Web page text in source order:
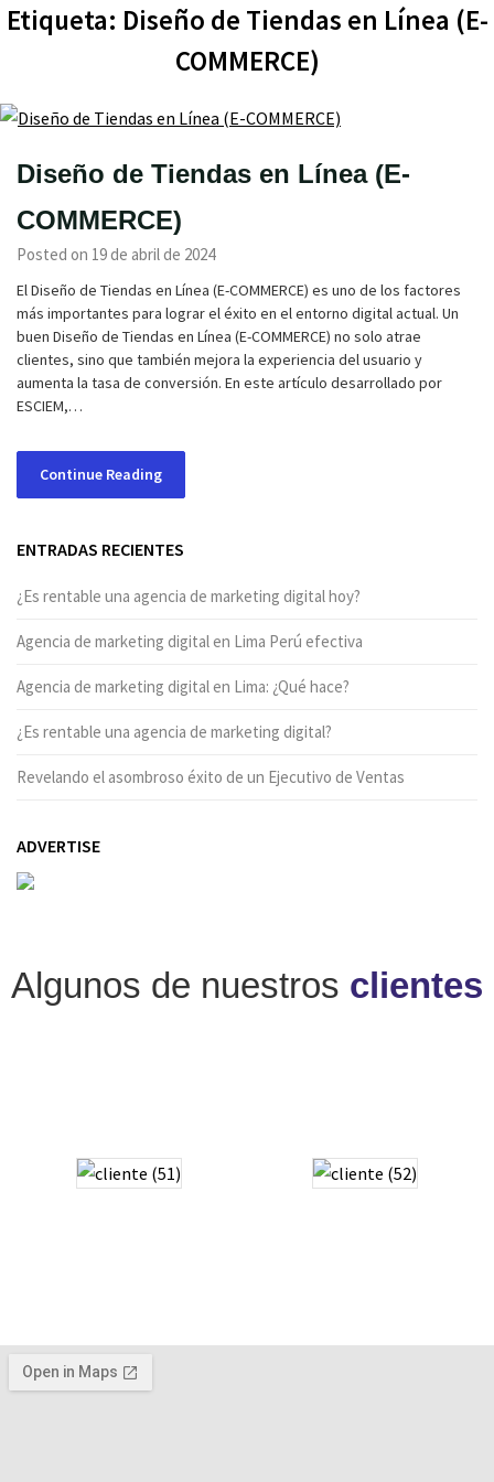
Etiqueta: Diseño de Tiendas en Línea (E-
COMMERCE)
Diseño de Tiendas en Línea (E-
COMMERCE)
Posted on 19 de abril de 2024
El Diseño de Tiendas en Línea (E-COMMERCE) es uno de los factores
más importantes para lograr el éxito en el entorno digital actual. Un
buen Diseño de Tiendas en Línea (E-COMMERCE) no solo atrae
clientes, sino que también mejora la experiencia del usuario y
aumenta la tasa de conversión. En este artículo desarrollado por
ESCIEM,…
Continue Reading
ENTRADAS RECIENTES
¿Es rentable una agencia de marketing digital hoy?
Agencia de marketing digital en Lima Perú efectiva
Agencia de marketing digital en Lima: ¿Qué hace?
¿Es rentable una agencia de marketing digital?
Revelando el asombroso éxito de un Ejecutivo de Ventas
ADVERTISE
Algunos de nuestros clientes